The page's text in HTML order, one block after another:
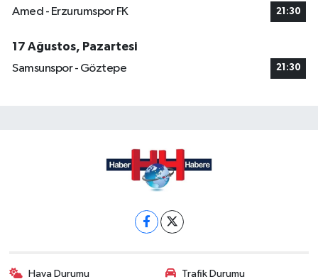
Amed - Erzurumspor FK 21:30
17 Ağustos, Pazartesi
Samsunspor - Göztepe
21:30
Hava Durumu Trafik Durumu